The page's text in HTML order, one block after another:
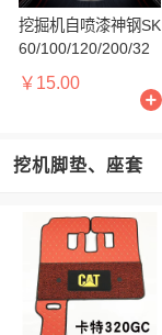
挖掘机自喷漆神钢SK
60/100/120/200/32
痕手摇漆手喷漆
￥15.00
挖机脚垫、座套